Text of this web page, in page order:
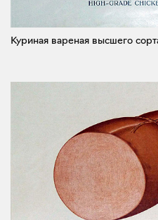
Куриная вареная высшего